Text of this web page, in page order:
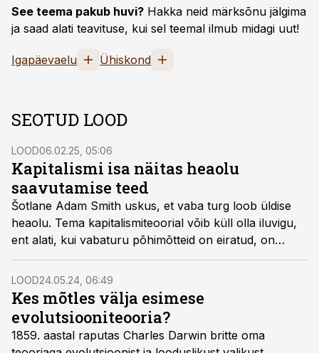
See teema pakub huvi? Hakka neid märksõnu jälgima
ja saad alati teavituse, kui sel teemal ilmub midagi uut!
Igapäevaelu Ühiskond
SEOTUD LOOD
LOOD06.02.25, 05:06
Kapitalismi isa näitas heaolu
saavutamise teed
Šotlane Adam Smith uskus, et vaba turg loob üldise
heaolu. Tema kapitalismiteoorial võib küll olla iluvigu,
ent alati, kui vabaturu põhimõtteid on eiratud, on
tagajärjeks olnud vaesus, viletsus ja nälg.
LOOD24.05.24, 06:49
Kes mõtles välja esimese
evolutsiooniteooria?
1859. aastal raputas Charles Darwin britte oma